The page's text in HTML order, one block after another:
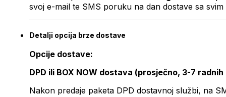
svoj e-mail te SMS poruku na dan dostave sa svim
Detalji opcija brze dostave
Opcije dostave:
DPD ili BOX NOW dostava (prosječno, 3-7 radnih
Nakon predaje paketa DPD dostavnoj službi, na